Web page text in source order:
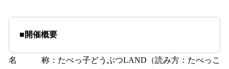
■開催概要
名 称：たべっ子どうぶつLAND（読み方：たべっこ